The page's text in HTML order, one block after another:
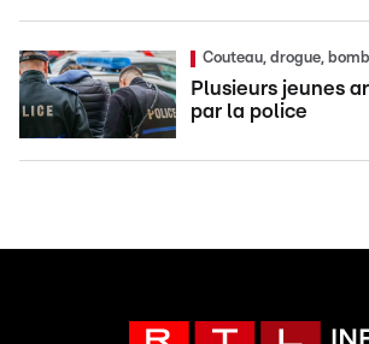
Couteau, drogue,
Plusieurs jeunes
par la police